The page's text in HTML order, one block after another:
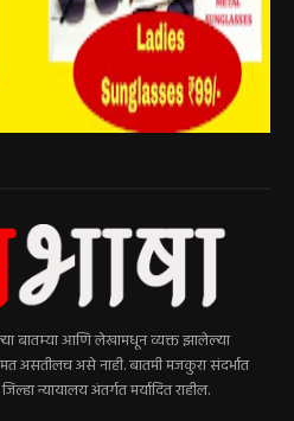
बातम्या आणि लेखामधून व्यक्त झालेल्या
असे नाही. बातमी मजकुरा संदर्भात
न्यायालय अंतर्गत मर्यादित राहील.